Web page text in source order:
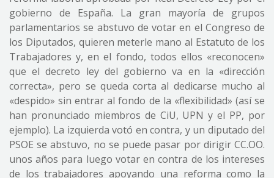
gobierno de España. La gran mayoría de grupos
parlamentarios se abstuvo de votar en el Congreso de
los Diputados, quieren meterle mano al Estatuto de los
Trabajadores y, en el fondo, todos ellos «reconocen»
que el decreto ley del gobierno va en la «dirección
correcta», pero se queda corta al dedicarse mucho al
«despido» sin entrar al fondo de la «flexibilidad» (así se
han pronunciado miembros de CiU, UPN y el PP, por
ejemplo). La izquierda votó en contra, y un diputado del
PSOE se abstuvo, no se puede pasar por dirigir CC.OO.
unos años para luego votar en contra de los intereses
de los trabajadores apoyando una reforma como la